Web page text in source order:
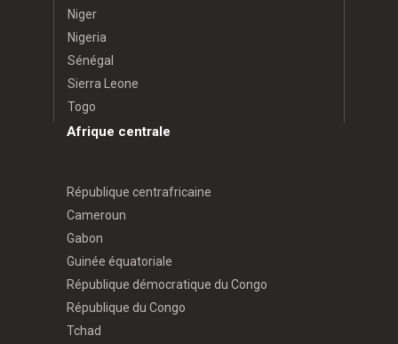
Niger
Nigeria
Sénégal
Sierra Leone
Togo
Afrique centrale
République centrafricaine
Cameroun
Gabon
Guinée équatoriale
République démocratique du Congo
République du Congo
Tchad